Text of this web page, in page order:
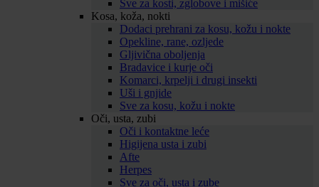
Sve za kosti, zglobove i mišiće
Kosa, koža, nokti
Dodaci prehrani za kosu, kožu i nokte
Opekline, rane, ozljede
Gljivična oboljenja
Bradavice i kurje oči
Komarci, krpelji i drugi insekti
Uši i gnjide
Sve za kosu, kožu i nokte
Oči, usta, zubi
Oči i kontaktne leće
Higijena usta i zubi
Afte
Herpes
Sve za oči, usta i zube